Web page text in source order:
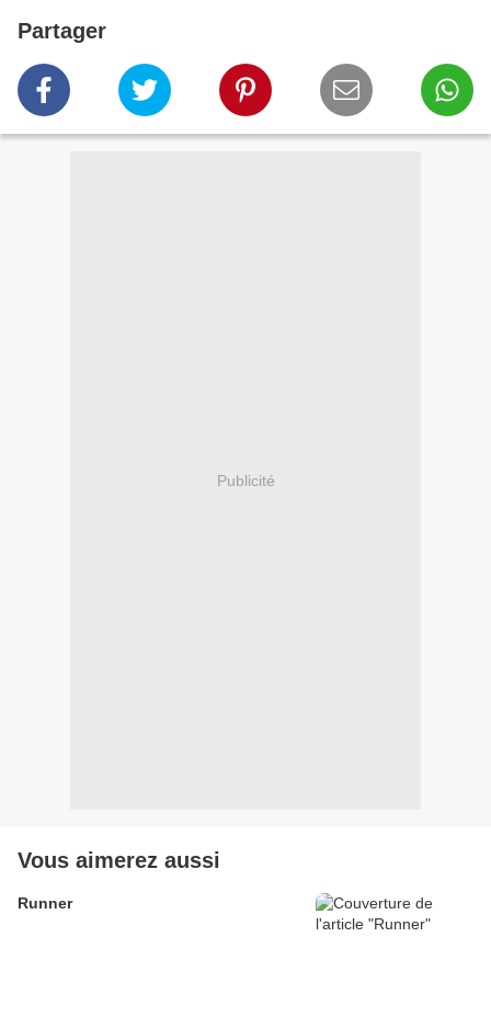
Partager
Publicité
Vous aimerez aussi
Runner